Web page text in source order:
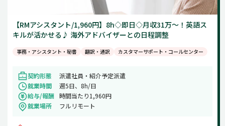
【RMアシスタント/1,960円】8h◇即日◇月収31万～！英語ス
キルが活かせる♪ 海外アドバイザーとの日程調整
事務・アシスタント・秘書 翻訳・通訳 カスタマーサポート・コールセンター
契約形態
派遣社員・紹介予定派遣
就業時間
週5日、8h/日
給与/報酬 時間当たり1,960円
就業場所
フルリモート